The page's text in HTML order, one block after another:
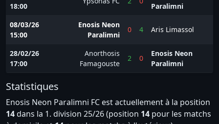
18:00
Paralimni
08/03/26
15:00
Enosis Neon
Paralimni
0 4 Aris Limassol
28/02/26
17:00
Anorthosis
Famagouste
2 0
Enosis Neon
Paralimni
Statistiques
Enosis Neon Paralimni FC est actuellement à la position
14dans la 1. division 25/26 (position 14 pour les matchs